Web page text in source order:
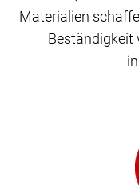
Materialien
Beständigkeit